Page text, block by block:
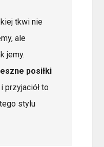
tkwi nie
ale
jemy.
posiłki
przyjaciół to
stylu